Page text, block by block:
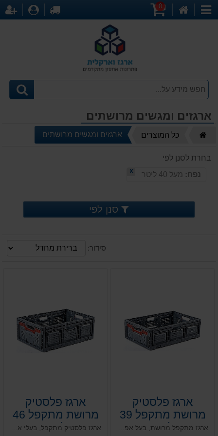
קטגוריות
0
לקופה
ארגזים ומגשים מרושתים
כל המוצרים ארגזים ומגשים מרושתים
בחרת לסנן לפי
נפח: מעל 40 ליטר X
סנן לפי
סידור:
ארגז פלסטיק
מרושת מתקפל 39
ליטר
ארגז מתקפל מרושת, בעל אפשרות למנגנון נעילה. הארגז מסדרת ארגזים מתכנסים בעלי יכולת כינוס ועירום גבוהה שיוצרת חיסכון משמעותי במקום והגדלה מרבית של הקיבולת, לארגזים ידיות אגרונומיות נוחות, אפשרויות מיתוג, סימון ומעקב.
ארגז פלסטיק
מרושת מתקפל 46
ליטר
ארגז פלסטיק מתקפל, בעלי אפשרות למנגנון נעילה. בעל יכולת כינוס ועירום גבוהה שיוצרת חיסכון משמעותי במקום, בעל ידיות אגרונומיות פני שטח חלקים למניעת פגיעה בתוצרת. לארגז תכנון ייחודי המאפשר הגדלה מרבית של הקיבולת, ואפשרויות מיתוג, סימון ומעקב.